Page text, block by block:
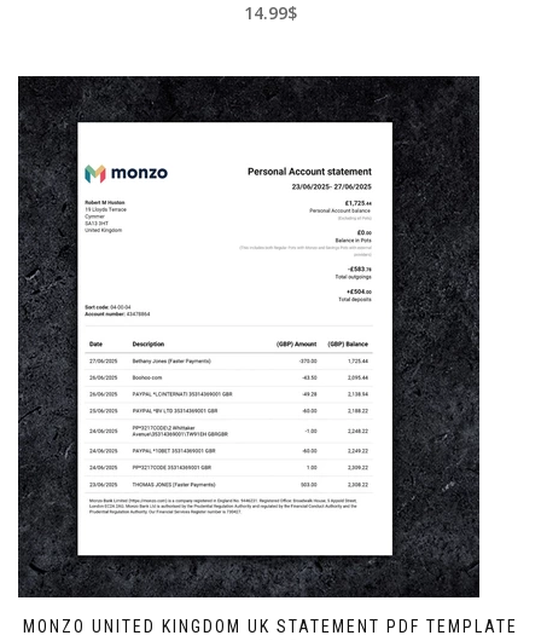
14.99$
MONZO UNITED KINGDOM UK STATEMENT PDF TEMPLATE